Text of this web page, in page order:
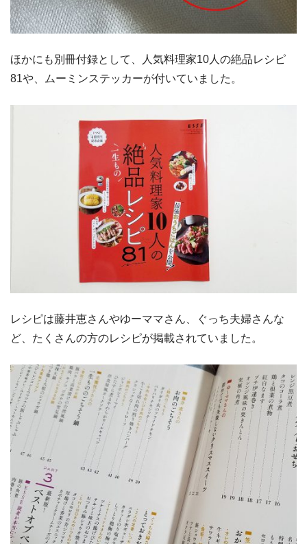
ほかにも別冊付録として、人気料理家10人の絶品レシピ
81や、ムーミンステッカーが付いていました。
レシピは藤井恵さんやゆーママさん、ぐっち夫婦さんな
ど、たくさんの方のレシピが掲載されていました。